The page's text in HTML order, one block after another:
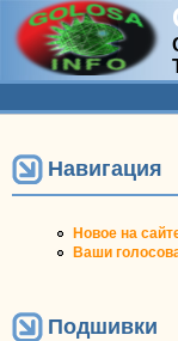
Навигация
Новое на
Ваши
Подшивки